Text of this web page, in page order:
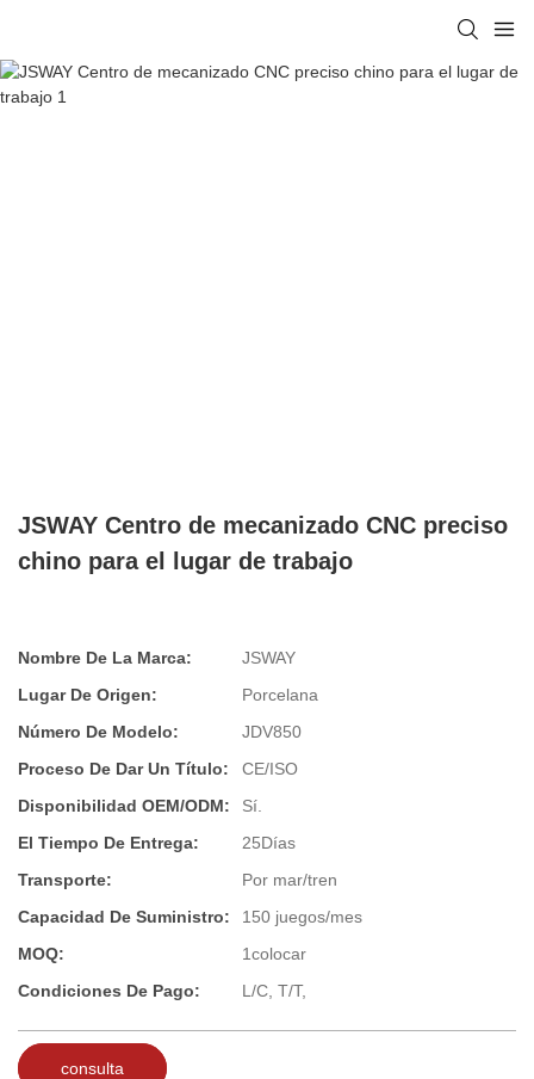
JSWAY Centro de mecanizado CNC preciso
chino para el lugar de trabajo
Nombre De La Marca:
JSWAY
Lugar De Origen:
Porcelana
Número De Modelo:
JDV850
Proceso De Dar Un Título:
CE/ISO
Disponibilidad OEM/ODM:
Sí.
El Tiempo De Entrega:
25Días
Transporte:
Por mar/tren
Capacidad De Suministro:
150 juegos/mes
MOQ:
1colocar
Condiciones De Pago:
L/C, T/T,
consulta